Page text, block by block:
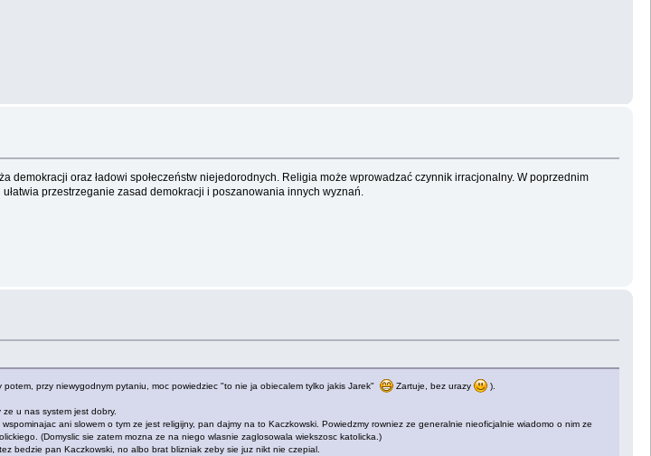
oraz ładowi społeczeństw niejedorodnych. Religia może wprowadzać czynnik irracjonalny. W poprzednim
przestrzeganie zasad demokracji i poszanowania innych wyznań.
przy niewygodnym pytaniu, moc powiedziec "to nie ja obiecalem tylko jakis Jarek" Zartuje, bez urazy ).
u nas system jest dobry.
ani slowem o tym ze jest religijny, pan dajmy na to Kaczkowski. Powiedzmy rowniez ze generalnie nieoficjalnie wiadomo o nim ze
(Domyslic sie zatem mozna ze na niego wlasnie zaglosowala wiekszosc katolicka.)
bedzie pan Kaczkowski, no albo brat blizniak zeby sie juz nikt nie czepial.